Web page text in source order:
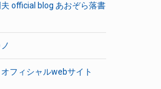
official blog あおぞら落書
フィシャルwebサイト